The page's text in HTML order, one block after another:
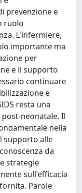
prevenzione e
ruolo
L'infermiere,
importante ma
per
e il supporto
continuare
e
resta una
neonatale. Il
nella
supporto alle
da
strategie
sull'efficacia
Parole